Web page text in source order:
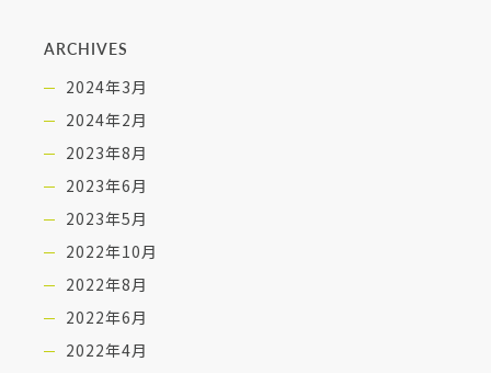
ARCHIVES
2024年3月
2024年2月
2023年8月
2023年6月
2023年5月
2022年10月
2022年8月
2022年6月
2022年4月